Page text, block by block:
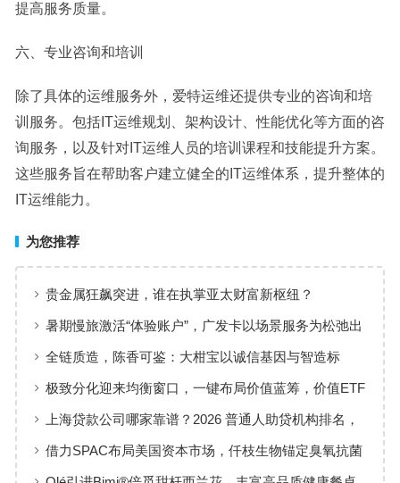
提高服务质量。
六、专业咨询和培训
除了具体的运维服务外，爱特运维还提供专业的咨询和培
训服务。包括IT运维规划、架构设计、性能优化等方面的咨
询服务，以及针对IT运维人员的培训课程和技能提升方案。
这些服务旨在帮助客户建立健全的IT运维体系，提升整体的
IT运维能力。
为您推荐
贵金属狂飙突进，谁在执掌亚太财富新枢纽？
暑期慢旅激活“体验账户”，广发卡以场景服务为松弛出
行添彩
全链质造，陈香可鉴：大柑宝以诚信基因与智造标
准，定义新会陈皮高质量发展
极致分化迎来均衡窗口，一键布局价值蓝筹，价值ETF
华夏火热开售
上海贷款公司哪家靠谱？2026 普通人助贷机构排名，
工薪族借钱选择指南
借力SPAC布局美国资本市场，仟枝生物锚定臭氧抗菌
黄金赛道